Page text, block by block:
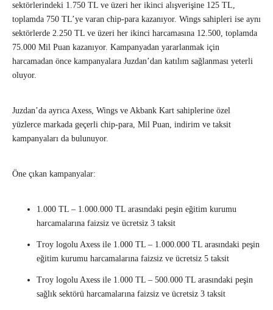
sektörlerindeki 1.750 TL ve üzeri her ikinci alışverişine 125 TL,
toplamda 750 TL’ye varan chip-para kazanıyor. Wings sahipleri ise aynı
sektörlerde 2.250 TL ve üzeri her ikinci harcamasına 12.500, toplamda
75.000 Mil Puan kazanıyor. Kampanyadan yararlanmak için
harcamadan önce kampanyalara Juzdan’dan katılım sağlanması yeterli
oluyor.
Juzdan’da ayrıca Axess, Wings ve Akbank Kart sahiplerine özel
yüzlerce markada geçerli chip-para, Mil Puan, indirim ve taksit
kampanyaları da bulunuyor.
Öne çıkan kampanyalar:
1.000 TL – 1.000.000 TL arasındaki peşin eğitim kurumu
harcamalarına faizsiz ve ücretsiz 3 taksit
Troy logolu Axess ile 1.000 TL – 1.000.000 TL arasındaki peşin
eğitim kurumu harcamalarına faizsiz ve ücretsiz 5 taksit
Troy logolu Axess ile 1.000 TL – 500.000 TL arasındaki peşin
sağlık sektörü harcamalarına faizsiz ve ücretsiz 3 taksit